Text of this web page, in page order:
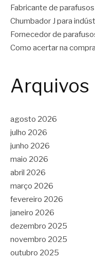
Fabricante de
Chumbador J para
Fornecedor de
Como acertar na
Arquivos
agosto 2026
julho 2026
junho 2026
maio 2026
abril 2026
março 2026
fevereiro 2026
janeiro 2026
dezembro 2025
novembro 2025
outubro 2025